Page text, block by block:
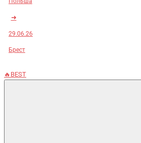
➜
29.06.26
Брест
🔥BEST